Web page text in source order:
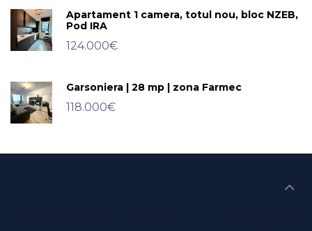
Apartament 1 camera, totul nou, bloc NZEB,
Pod IRA
124.000€
Garsoniera | 28 mp | zona Farmec
118.000€